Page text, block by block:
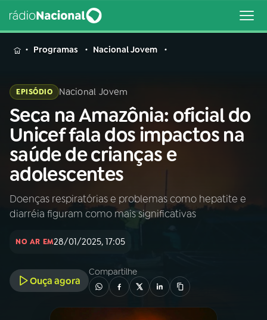
MENU
Buscar
na
Rádio
Nacional
Buscar
AO VIVO
01 INÍCIO
PROGRAMAÇÃO
Programas Nacional Jovem
EPISÓDIO Nacional Jovem
Seca na Amazônia: oficial do
Unicef fala dos impactos na
saúde de crianças e
adolescentes
Doenças respiratórias e problemas como hepatite e
diarréia figuram como mais significativas
NO AR EM28/01/2025, 17:05
Ouça agora
Compartilhe